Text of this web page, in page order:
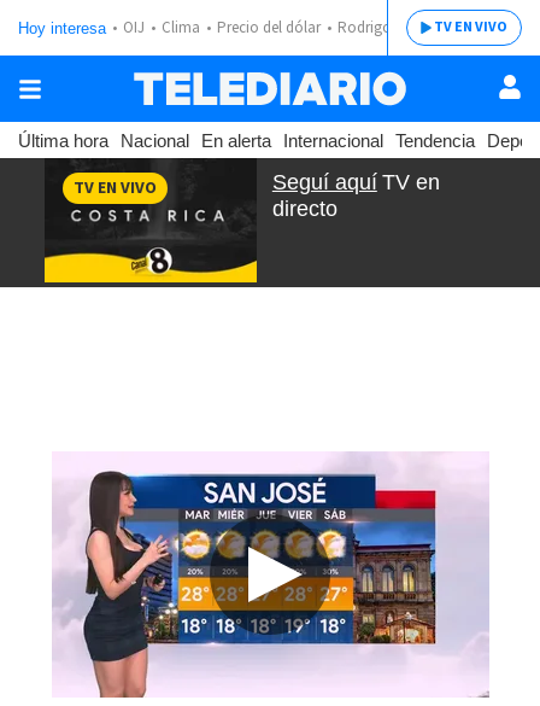
Hoy interesa OIJ Clima Precio del dólar Rodrigo ChavesTV EN VIVO
Última hora Nacional En alerta Internacional Tendencia
Seguí aquí TV en
directo
TV EN VIVO